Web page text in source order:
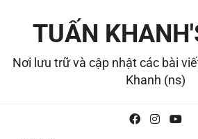
TUẤN
Nơi lưu trữ và cập nhật các bài
Khanh (ns)